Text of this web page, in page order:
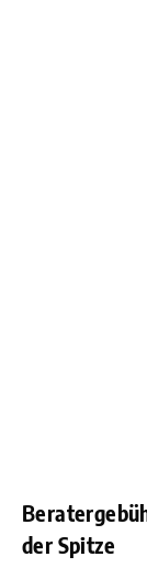
der Spitze